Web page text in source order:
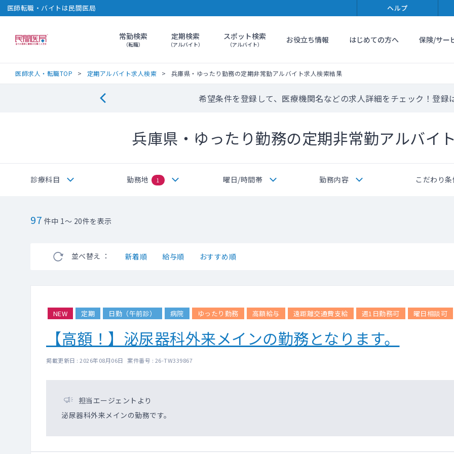
医師転職・バイトは民間医局 ヘルプ
民間医局常勤検索
（転職）
定期検索
（アルバイト）
スポット検索
（アルバイト） お役立ち情報 はじめての方へ 保険/サー
医師求人・転職TOP 定期アルバイト求人検索 兵庫県・ゆったり勤務の定期非常勤アルバイト求人検索結果
希望条件を登録して、医療機関名などの求人詳細をチェック！登録
兵庫県・ゆったり勤務の定期非常勤アルバイ
診療科目 勤務地 1 曜日/時間帯 勤務内容 こだわり条
97 件中 1～ 20件を表示
並べ替え ： 新着順 給与順 おすすめ順
NEW 定期 日勤（午前診） 病院 ゆったり勤務 高額給与 遠距離交通費支給 週1日勤務可 曜日相談可
【高額！】泌尿器科外来メインの勤務となります。
掲載更新日 : 2026年08月06日 案件番号 : 26-TW339867
担当エージェントより
泌尿器科外来メインの勤務です。